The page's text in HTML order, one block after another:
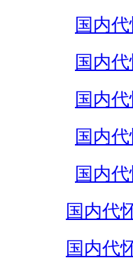
国内
国内
国内
国内
国内
国内代
国内代